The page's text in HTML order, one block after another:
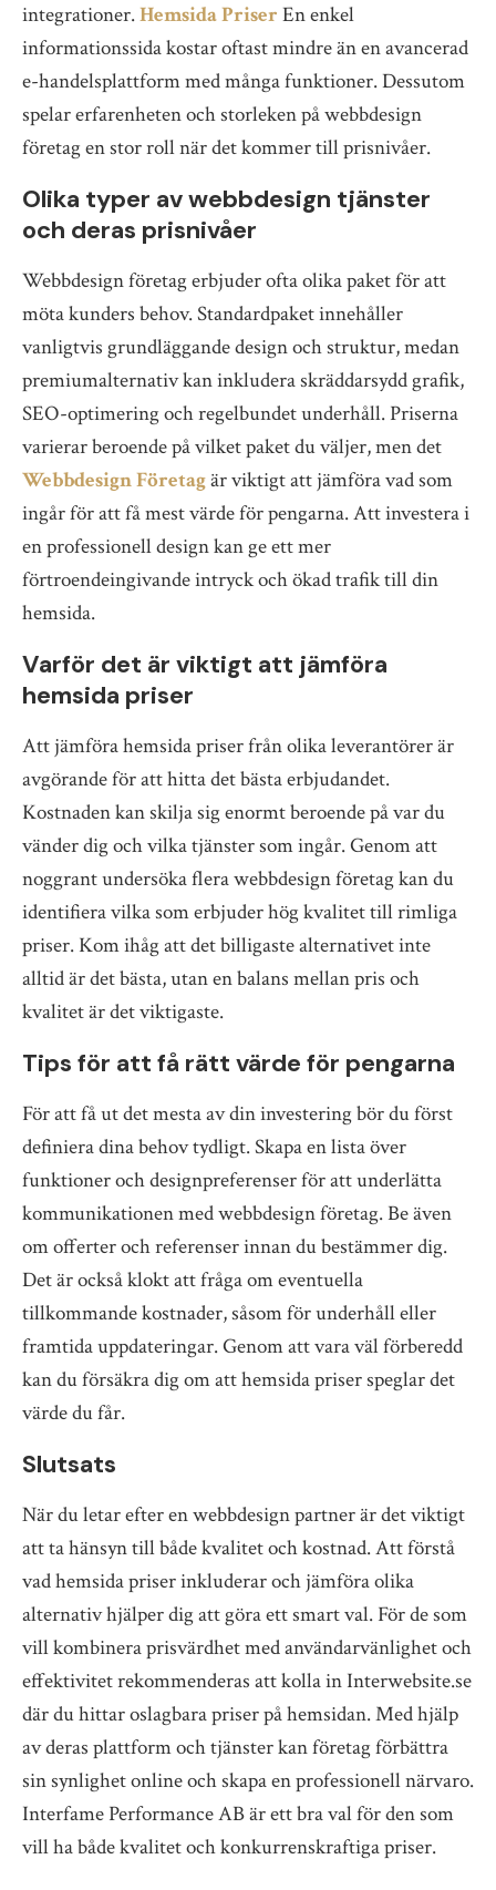
integrationer.Hemsida Priser En enkel
informationssida kostar oftast mindre än en avancerad
e-handelsplattform med många funktioner. Dessutom
spelar erfarenheten och storleken på webbdesign
företag en stor roll när det kommer till prisnivåer.
Olika typer av webbdesign tjänster
och deras prisnivåer
Webbdesign företag erbjuder ofta olika paket för att
möta kunders behov. Standardpaket innehåller
vanligtvis grundläggande design och struktur, medan
premiumalternativ kan inkludera skräddarsydd grafik,
SEO-optimering och regelbundet underhåll. Priserna
varierar beroende på vilket paket du väljer, men det
Webbdesign Företagär viktigt att jämföra vad som
ingår för att få mest värde för pengarna. Att investera i
en professionell design kan ge ett mer
förtroendeingivande intryck och ökad trafik till din
hemsida.
Varför det är viktigt att jämföra
hemsida priser
Att jämföra hemsida priser från olika leverantörer är
avgörande för att hitta det bästa erbjudandet.
Kostnaden kan skilja sig enormt beroende på var du
vänder dig och vilka tjänster som ingår. Genom att
noggrant undersöka flera webbdesign företag kan du
identifiera vilka som erbjuder hög kvalitet till rimliga
priser. Kom ihåg att det billigaste alternativet inte
alltid är det bästa, utan en balans mellan pris och
kvalitet är det viktigaste.
Tips för att få rätt värde för pengarna
För att få ut det mesta av din investering bör du först
definiera dina behov tydligt. Skapa en lista över
funktioner och designpreferenser för att underlätta
kommunikationen med webbdesign företag. Be även
om offerter och referenser innan du bestämmer dig.
Det är också klokt att fråga om eventuella
tillkommande kostnader, såsom för underhåll eller
framtida uppdateringar. Genom att vara väl förberedd
kan du försäkra dig om att hemsida priser speglar det
värde du får.
Slutsats
När du letar efter en webbdesign partner är det viktigt
att ta hänsyn till både kvalitet och kostnad. Att förstå
vad hemsida priser inkluderar och jämföra olika
alternativ hjälper dig att göra ett smart val. För de som
vill kombinera prisvärdhet med användarvänlighet och
effektivitet rekommenderas att kolla in Interwebsite.se
där du hittar oslagbara priser på hemsidan. Med hjälp
av deras plattform och tjänster kan företag förbättra
sin synlighet online och skapa en professionell närvaro.
Interfame Performance AB är ett bra val för den som
vill ha både kvalitet och konkurrenskraftiga priser.